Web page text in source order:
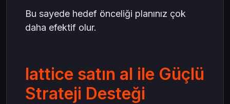
Bu sayede hedef önceliği planınız çok
daha efektif olur.
lattice satın al ile Güçlü
Strateji Desteği